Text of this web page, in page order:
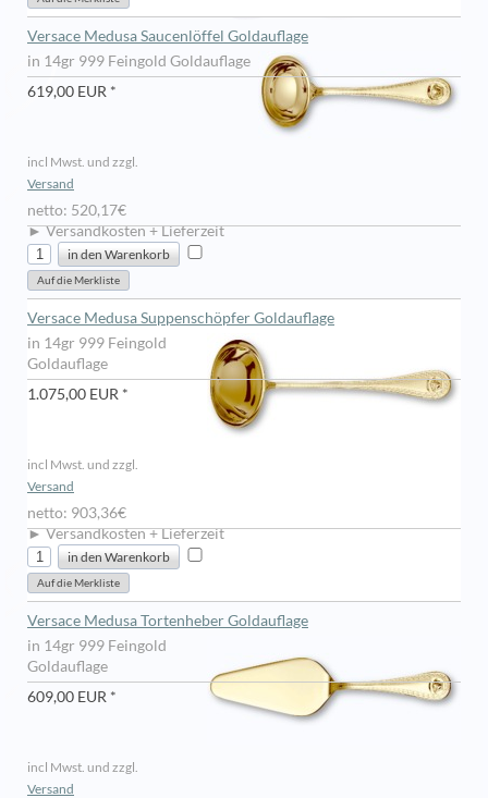
Versace Medusa Saucenlöffel Goldauflage
in 14gr 999 Feingold Goldauflage
619,00 EUR *
incl Mwst. und zzgl.
Versand
netto: 520,17€
► Versandkosten + Lieferzeit
Versace Medusa Suppenschöpfer Goldauflage
in 14gr 999 Feingold
Goldauflage
1.075,00 EUR *
incl Mwst. und zzgl.
Versand
netto: 903,36€
► Versandkosten + Lieferzeit
Versace Medusa Tortenheber Goldauflage
in 14gr 999 Feingold
Goldauflage
609,00 EUR *
incl Mwst. und zzgl.
Versand